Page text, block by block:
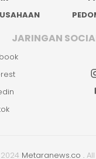
JARINGAN
Metaranews.co .